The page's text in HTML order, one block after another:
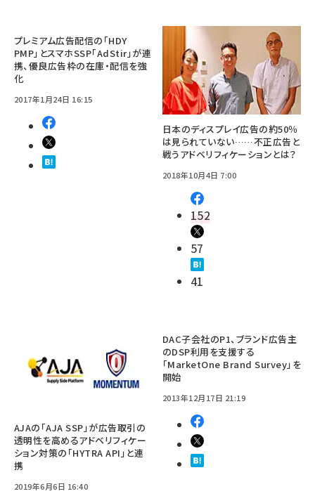
プレミアム広告配信の「HDY
PMP」とスマホSSP「AdStir」が連
携、優良広告枠の在庫・配信を強
化
2017年1月24日 16:15
日本のディスプレイ広告の約50％
は見られていない……不正広告と
戦うアドベリフィケーションとは？
2018年10月4日 7:00
152
57
41
AJAの「AJA SSP」が広告取引の
透明性を高めるアドベリフィケー
ション対策の「HYTRA API」と連
携
2019年6月6日 16:40
DAC子会社のP1、ブランド広告主
のDSP利用を支援する
「MarketOne Brand Survey」を
開始
2013年12月17日 21:19